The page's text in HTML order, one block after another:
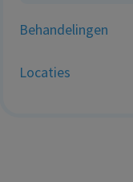
Behandelingen
Locaties